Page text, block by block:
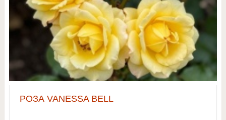
РОЗА VANESSA BELL